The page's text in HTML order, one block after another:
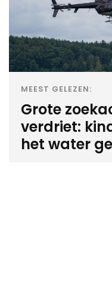
MEEST GELEZEN:
Grote
verdriet:
het water